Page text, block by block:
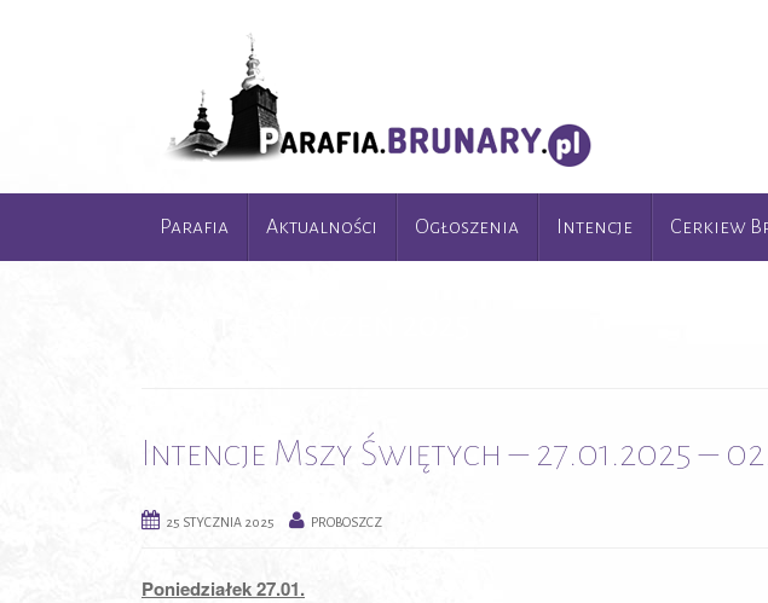
Parafia Aktualności Ogłoszenia Intencje Cerkiew
Intencje Mszy Świętych – 27.01.2025 –
25 STYCZNIA 2025 PROBOSZCZ
Poniedziałek 27.01.